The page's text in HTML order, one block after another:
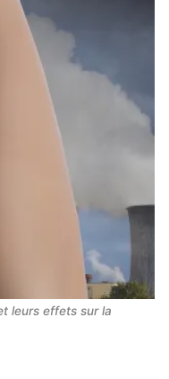
leurs effets sur la